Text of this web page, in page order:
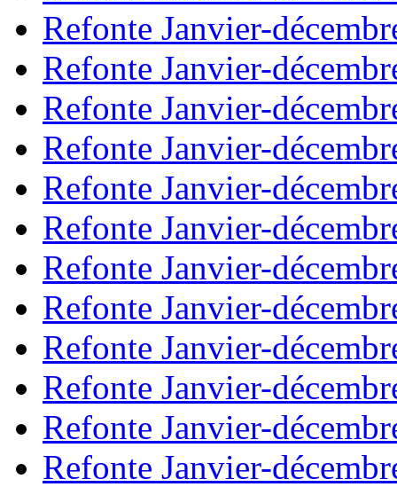
Refonte Janvier-
Refonte Janvier-
Refonte Janvier-
Refonte Janvier-
Refonte Janvier-
Refonte Janvier-
Refonte Janvier-
Refonte Janvier-
Refonte Janvier-
Refonte Janvier-
Refonte Janvier-
Refonte Janvier-